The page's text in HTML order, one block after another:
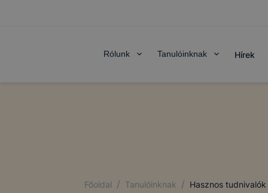
Rólunk Tanulóinknak Hírek
Főoldal / Tanulóinknak / Hasznos tudnivalók